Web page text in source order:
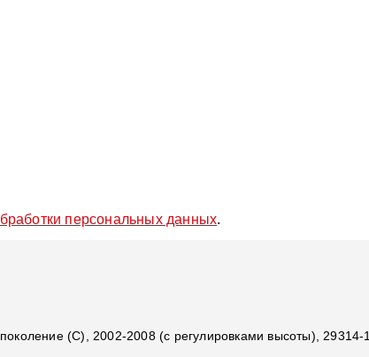
персональных данных.
(C), 2002-2008 (с регулировками высоты), 29314-1